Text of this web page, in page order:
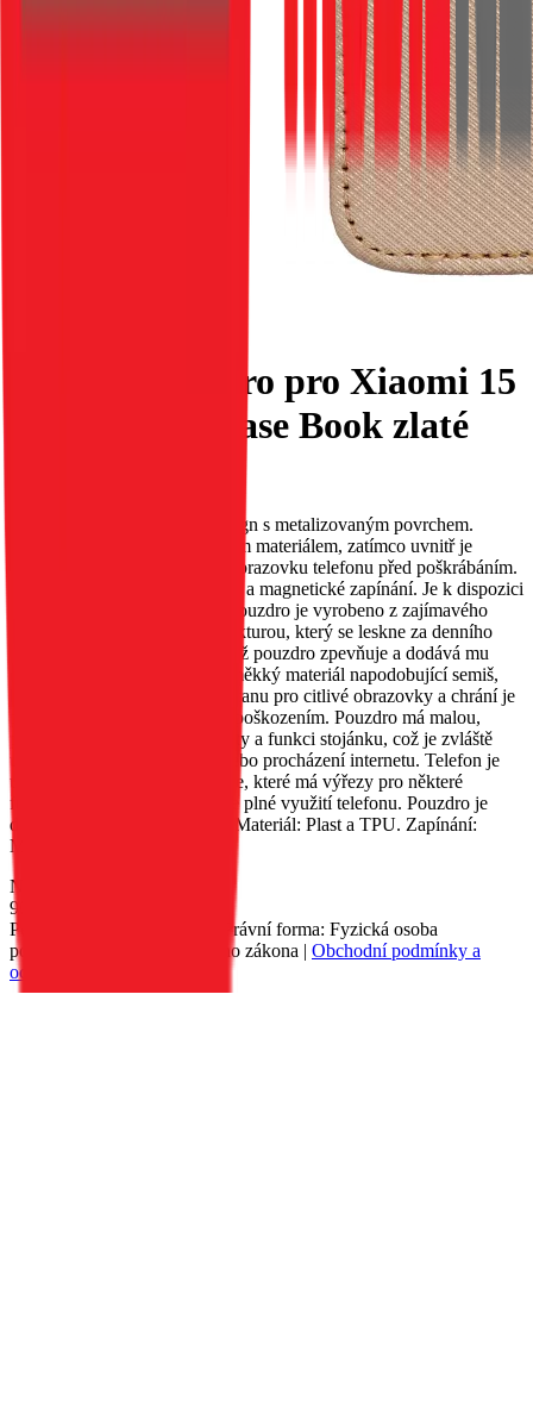
Flipové pouzdro pro Xiaomi 15
PRO Smart Case Book zlaté
Toto pouzdro má původní design s metalizovaným povrchem.
Vnější strana je obšita třpytivým materiálem, zatímco uvnitř je
měkký materiál, který chrání obrazovku telefonu před poškrábáním.
Obsahuje kapsu na dokumenty a magnetické zapínání. Je k dispozici
v několika různých barvách. Pouzdro je vyrobeno z zajímavého
materiálu s metalizovanou strukturou, který se leskne za denního
světla. Okraje jsou zesíleny, což pouzdro zpevňuje a dodává mu
originalitu. Uvnitř je umístěn měkký materiál napodobující semiš,
který poskytuje vynikající ochranu pro citlivé obrazovky a chrání je
před poškrábáním a drobným poškozením. Pouzdro má malou,
praktickou kapsu na dokumenty a funkci stojánku, což je zvláště
užitečné při sledování filmů nebo procházení internetu. Telefon je
umístěn v silikonovém pouzdře, které má výřezy pro některé
funkční tlačítka, což umožňuje plné využití telefonu. Pouzdro je
dostupné v několika barvách. Materiál: Plast a TPU. Zapínání:
Magnet.
Nedostupné
90 Kč
Petr Matyáš, IČ: 00705331, Právní forma: Fyzická osoba
podnikající dle živnostenského zákona | Obchodní podmínky a
ochrana osobních údajů